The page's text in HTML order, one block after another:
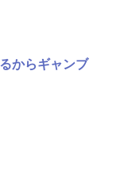
からギャンブ